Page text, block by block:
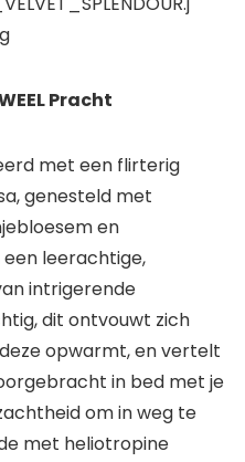
Pracht
met een flirterig
genesteld met
en
leerachtige,
intrigerende
dit ontvouwt zich
opwarmt, en vertelt
in bed met je
om in weg te
met heliotropine